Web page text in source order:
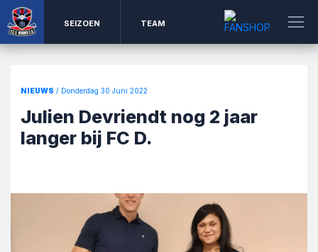
SEIZOEN TEAM
NIEUWS / Donderdag 30 Juni 2022
Julien Devriendt nog 2 jaar
langer bij FC D.